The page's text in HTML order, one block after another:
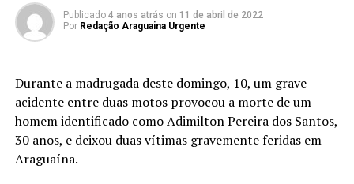
Publicado 4 anos atrás on 11 de abril de 2022
Por Redação Araguaina Urgente
Durante a madrugada deste domingo, 10, um grave
acidente entre duas motos provocou a morte de um
homem identificado como Adimilton Pereira dos Santos,
30 anos, e deixou duas vítimas gravemente feridas em
Araguaína.